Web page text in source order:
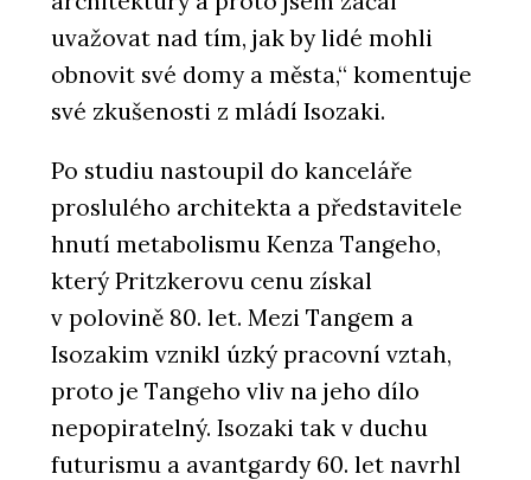
uvažovat nad tím, jak by lidé mohli
obnovit své domy a města,“ komentuje
své zkušenosti z mládí Isozaki.
Po studiu nastoupil do kanceláře
proslulého architekta a představitele
hnutí metabolismu Kenza Tangeho,
který Pritzkerovu cenu získal
v polovině 80. let. Mezi Tangem a
Isozakim vznikl úzký pracovní vztah,
proto je Tangeho vliv na jeho dílo
nepopiratelný. Isozaki tak v duchu
futurismu a avantgardy 60. let navrhl